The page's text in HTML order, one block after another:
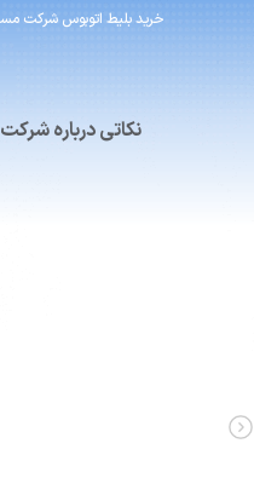
خرید بلیط اتوبوس شرکت
نکاتی درباره